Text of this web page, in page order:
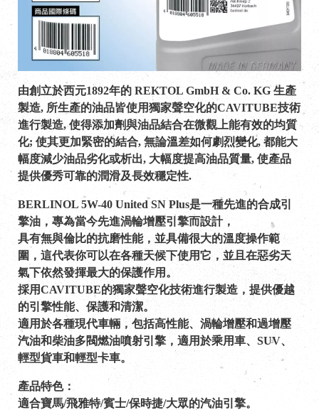
由創立於西元1892年的 REKTOL GmbH & Co. KG 生產
製造, 所生產的油品皆使用獨家聲空化的CAVITUBE技術
進行製造, 使得添加劑與油品結合在微觀上能有效的均質
化; 使其更加緊密的結合, 無論溫差如何劇烈變化, 都能大
幅度減少油品劣化或析出, 大幅度提高油品質量, 使產品
提供優秀可靠的潤滑及長效穩定性.
BERLINOL 5W-40 United SN Plus是一種先進的合成引
擎油，專為當今先進渦輪增壓引擎而設計，
具有無與倫比的抗磨性能，並具備很大的溫度操作範
圍，這代表你可以在各種天候下使用它，並且在惡劣天
氣下依然發揮最大的保護作用。
採用CAVITUBE的獨家聲空化技術進行製造，提供優越
的引擎性能、保護和清潔。
適用於各種現代車輛，包括高性能、渦輪增壓和過增壓
汽油和柴油多閥燃油噴射引擎，適用於乘用車、SUV、
輕型貨車和輕型卡車。
產品特色：
適合寶馬/飛雅特/賓士/保時捷/大眾的汽油引擎。